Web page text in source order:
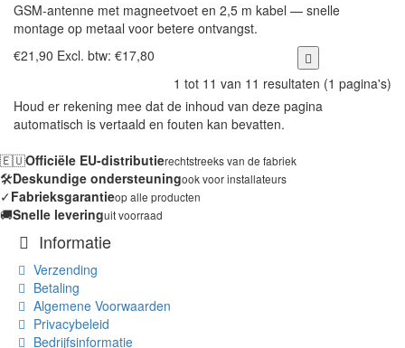
GSM-antenne met magneetvoet en 2,5 m kabel — snelle
montage op metaal voor betere ontvangst.
€21,90 Excl. btw: €17,80
1 tot 11 van 11 resultaten (1 pagina's)
Houd er rekening mee dat de inhoud van deze pagina
automatisch is vertaald en fouten kan bevatten.
🇪🇺Officiële EU-distributierechtstreeks van de fabriek
🛠️Deskundige ondersteuningook voor installateurs
✓Fabrieksgarantieop alle producten
🚚Snelle leveringuit voorraad
Informatie
Verzending
Betaling
Algemene Voorwaarden
Privacybeleid
Bedrijfsinformatie